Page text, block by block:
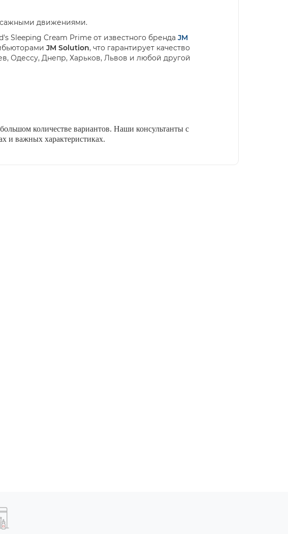
движениями.
's Sleeping Cream Prime от известного бренда JM
JM Solution, что гарантирует качество
Одессу, Днепр, Харьков, Львов и любой другой
количестве вариантов. Наши консультанты с
и важных характеристиках.